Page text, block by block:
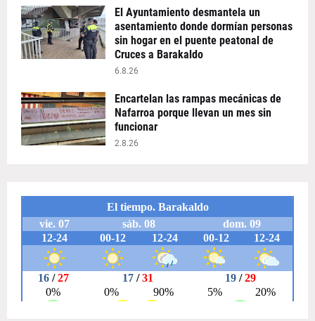
El Ayuntamiento desmantela un
asentamiento donde dormían personas
sin hogar en el puente peatonal de
Cruces a Barakaldo
6.8.26
Encartelan las rampas mecánicas de
Nafarroa porque llevan un mes sin
funcionar
2.8.26